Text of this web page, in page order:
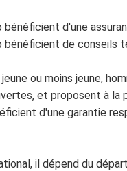
d'une
de conseils
ou moins jeune,
et proposent à la
d'une garantie
il dépend du